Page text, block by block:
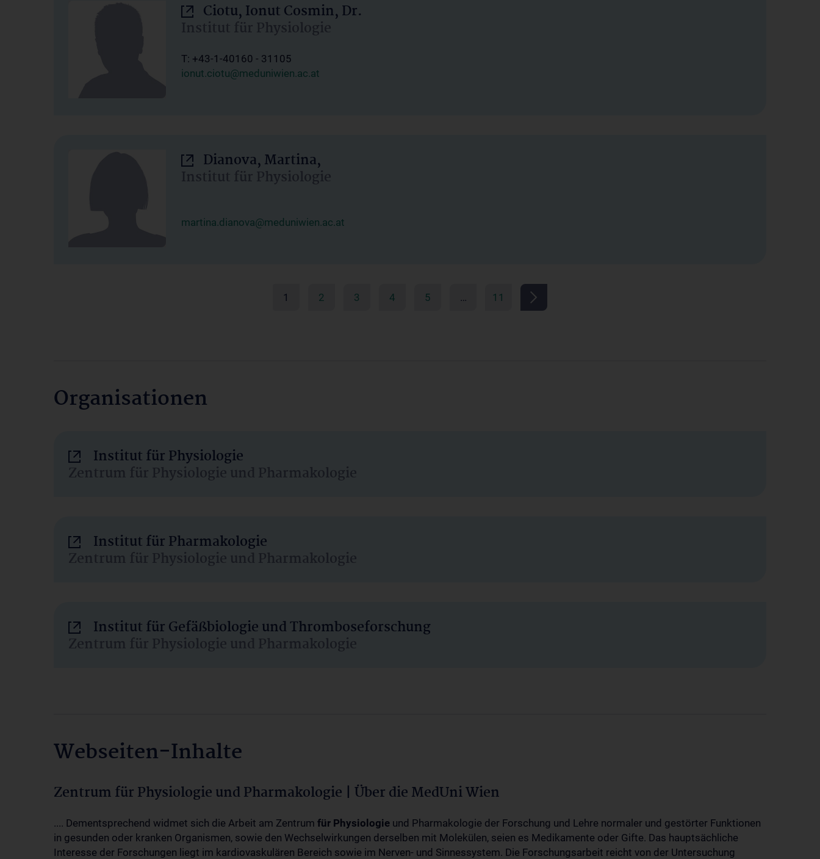
Ciotu, Ionut Cosmin, Dr.
Institut für Physiologie
T: +43-1-40160 - 31105
ionut.ciotu@meduniwien.ac.at
Dianova, Martina,
Institut für Physiologie
martina.dianova@meduniwien.ac.at
1 2 3 4 5 … 11
Organisationen
Institut für Physiologie
Zentrum für Physiologie und Pharmakologie
Institut für Pharmakologie
Zentrum für Physiologie und Pharmakologie
Institut für Gefäßbiologie und Thromboseforschung
Zentrum für Physiologie und Pharmakologie
Webseiten-Inhalte
Zentrum für Physiologie und Pharmakologie | Über die MedUni Wien
.... Dementsprechend widmet sich die Arbeit am Zentrum für Physiologie und Pharmakologie der Forschung und Lehre normaler und gestörter Funktionen
in gesunden oder kranken Organismen, sowie den Wechselwirkungen derselben mit Molekülen, seien es Medikamente oder Gifte. Das hauptsächliche
Interesse der Forschungen liegt im kardiovaskulären Bereich sowie im Nerven- und Sinnessystem. Die Forschungsarbeit reicht von der Untersuchung